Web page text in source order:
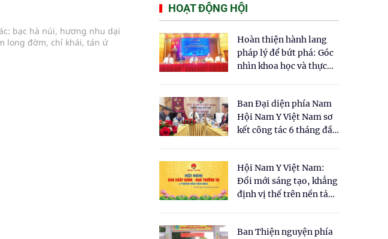
bạc hà núi, hương nhu dại
long đờm, chỉ khái, tán ứ
HOẠT ĐỘNG HỘI
Hoàn thiện hành lang
pháp lý để bứt phá: Góc
nhìn khoa học và thực
cho Luật Y dược cổ
truyền Việt Nam"
Ban Đại diện phía Nam
Hội Nam Y Việt Nam sơ
kết công tác 6 tháng đầu
Hội Nam Y Việt Nam:
Đổi mới sáng tạo, khẳng
định vị thế trên nền tảng
Ban Thiện nguyện phía